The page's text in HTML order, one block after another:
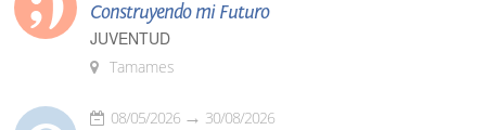
Construyendo mi Futuro
JUVENTUD
Tamames
08/05/2026 30/08/2026